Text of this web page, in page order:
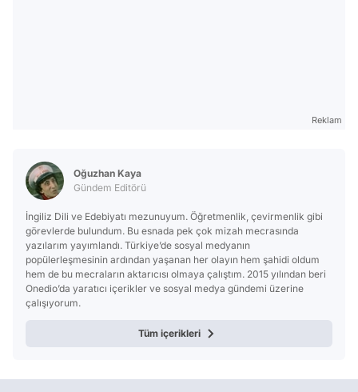
Reklam
Oğuzhan Kaya
Gündem Editörü
İngiliz Dili ve Edebiyatı mezunuyum. Öğretmenlik, çevirmenlik gibi
görevlerde bulundum. Bu esnada pek çok mizah mecrasında
yazılarım yayımlandı. Türkiye’de sosyal medyanın
popülerleşmesinin ardından yaşanan her olayın hem şahidi oldum
hem de bu mecraların aktarıcısı olmaya çalıştım. 2015 yılından beri
Onedio’da yaratıcı içerikler ve sosyal medya gündemi üzerine
çalışıyorum.
Tüm içerikleri